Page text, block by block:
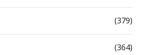
(379)
(364)